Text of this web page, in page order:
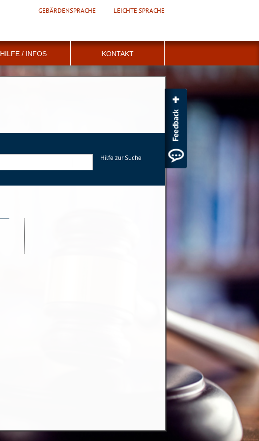
GEBÄRDENSPRACHE LEICHTE SPRACHE
HILFE / INFOS KONTAKT
Hilfe zur Suche